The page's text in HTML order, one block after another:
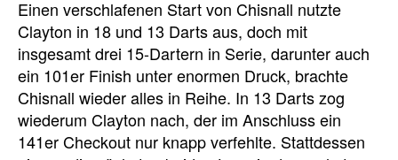
Einen verschlafenen Start von Chisnall nutzte
Clayton in 18 und 13 Darts aus, doch mit
insgesamt drei 15-Dartern in Serie, darunter auch
ein 101er Finish unter enormen Druck, brachte
Chisnall wieder alles in Reihe. In 13 Darts zog
wiederum Clayton nach, der im Anschluss ein
141er Checkout nur knapp verfehlte. Stattdessen